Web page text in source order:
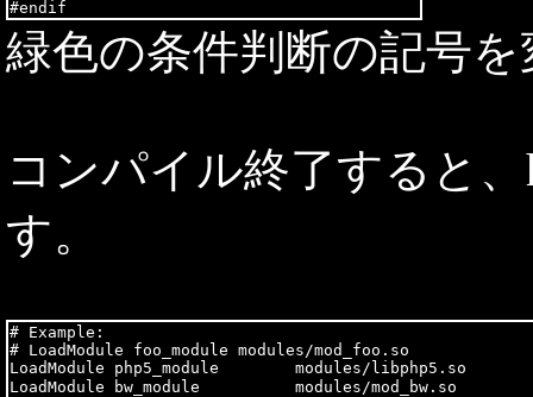
緑色の条件判断の記号
コンパイル終了すると
す。
# Example:
# LoadModule foo_module modules/mod_foo.so
LoadModule php5_module        modules/libphp5.so
LoadModule bw_module          modules/mod_bw.so